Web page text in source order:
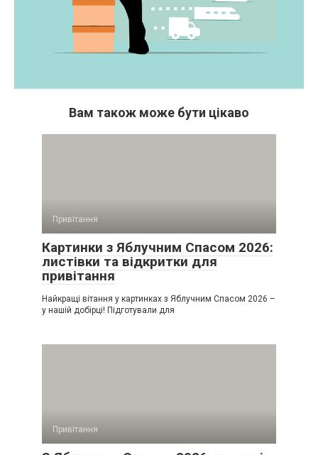
Вам також може бути цікаво
Привітання
Картинки з Яблучним Спасом 2026:
листівки та відкритки для
привітання
Найкращі вітання у картинках з Яблучним Спасом 2026 –
у нашій добірці! Підготували для
Привітання